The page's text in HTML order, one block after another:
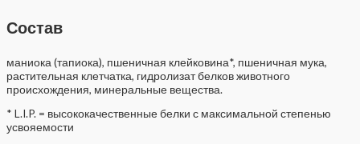
Состав
маниока (тапиока), пшеничная клейковина*, пшеничная мука,
растительная клетчатка, гидролизат белков животного
происхождения, минеральные вещества.
* L.I.P. = высококачественные белки с максимальной степенью
усвояемости